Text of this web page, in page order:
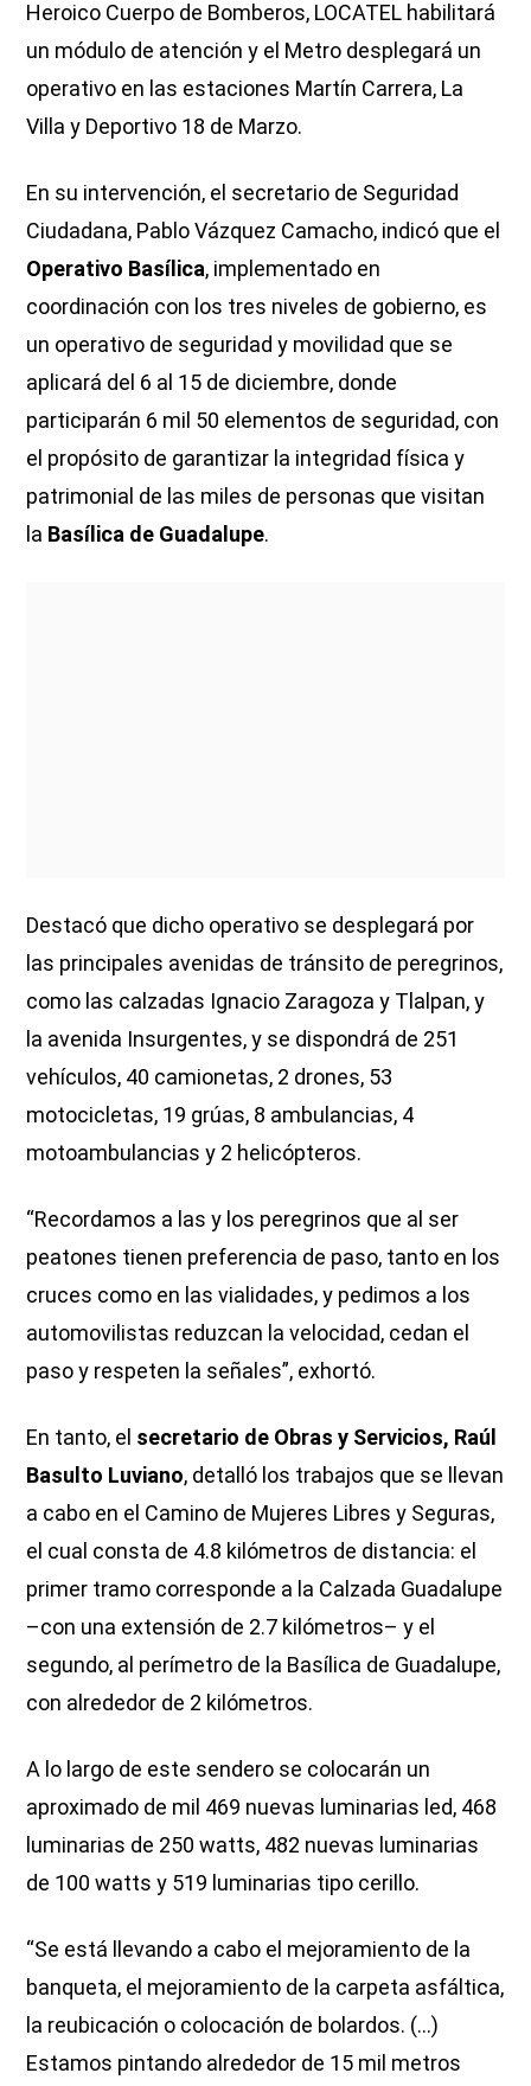
Heroico Cuerpo de Bomberos, LOCATEL habilitará
un módulo de atención y el Metro desplegará un
operativo en las estaciones Martín Carrera, La
Villa y Deportivo 18 de Marzo.
En su intervención, el secretario de Seguridad
Ciudadana, Pablo Vázquez Camacho, indicó que el
Operativo Basílica, implementado en
coordinación con los tres niveles de gobierno, es
un operativo de seguridad y movilidad que se
aplicará del 6 al 15 de diciembre, donde
participarán 6 mil 50 elementos de seguridad, con
el propósito de garantizar la integridad física y
patrimonial de las miles de personas que visitan
la Basílica de Guadalupe.
Destacó que dicho operativo se desplegará por
las principales avenidas de tránsito de peregrinos,
como las calzadas Ignacio Zaragoza y Tlalpan, y
la avenida Insurgentes, y se dispondrá de 251
vehículos, 40 camionetas, 2 drones, 53
motocicletas, 19 grúas, 8 ambulancias, 4
motoambulancias y 2 helicópteros.
“Recordamos a las y los peregrinos que al ser
peatones tienen preferencia de paso, tanto en los
cruces como en las vialidades, y pedimos a los
automovilistas reduzcan la velocidad, cedan el
paso y respeten la señales”, exhortó.
En tanto, el secretario de Obras y Servicios, Raúl
Basulto Luviano, detalló los trabajos que se llevan
a cabo en el Camino de Mujeres Libres y Seguras,
el cual consta de 4.8 kilómetros de distancia: el
primer tramo corresponde a la Calzada Guadalupe
–con una extensión de 2.7 kilómetros– y el
segundo, al perímetro de la Basílica de Guadalupe,
con alrededor de 2 kilómetros.
A lo largo de este sendero se colocarán un
aproximado de mil 469 nuevas luminarias led, 468
luminarias de 250 watts, 482 nuevas luminarias
de 100 watts y 519 luminarias tipo cerillo.
“Se está llevando a cabo el mejoramiento de la
banqueta, el mejoramiento de la carpeta asfáltica,
la reubicación o colocación de bolardos. (...)
Estamos pintando alrededor de 15 mil metros